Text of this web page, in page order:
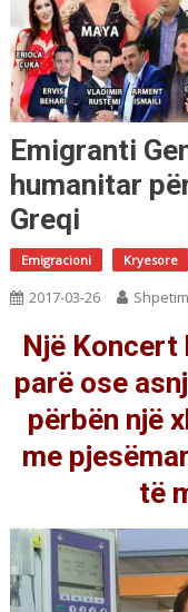
Emigranti
humanitar
Greqi
Emigracioni Kryesore
2017-03-26
Një Koncert
parë ose
përbën një
me
të